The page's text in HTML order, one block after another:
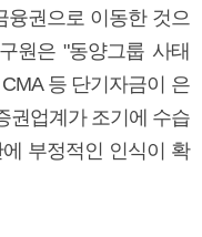
권으로 이동한 것으
원은 "동양그룹 사태
등 단기자금이 은
권업계가 조기에 수습
부정적인 인식이 확